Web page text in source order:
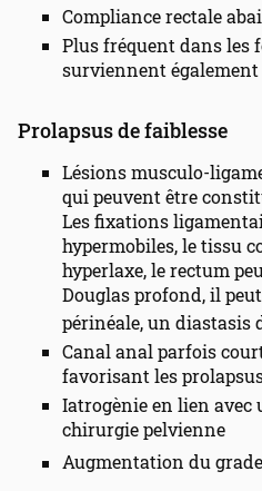
Compliance rectale
Plus fréquent dans les
surviennent également
Prolapsus de faiblesse
Lésions musculo-
qui peuvent être
Les fixations
hypermobiles, le tissu
hyperlaxe, le rectum
Douglas profond, il
périnéale, un diastasis
Canal anal parfois
favorisant les
Iatrogènie en lien avec
chirurgie pelvienne
Augmentation du